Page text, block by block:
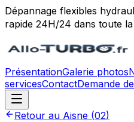
Dépannage flexibles
rapide 24H/24 dans toute
PrésentationGalerie photos
servicesContactDemande
Retour au Aisne (02)